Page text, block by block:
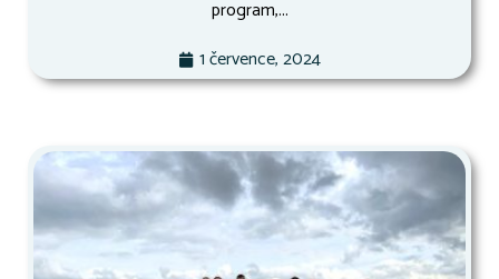
program,...
1 července, 2024